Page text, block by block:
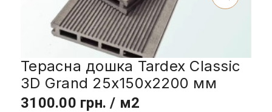
Терасна дошка Tardex Classic
3D Grand 25x150x2200 мм
3100.00 грн. / м2